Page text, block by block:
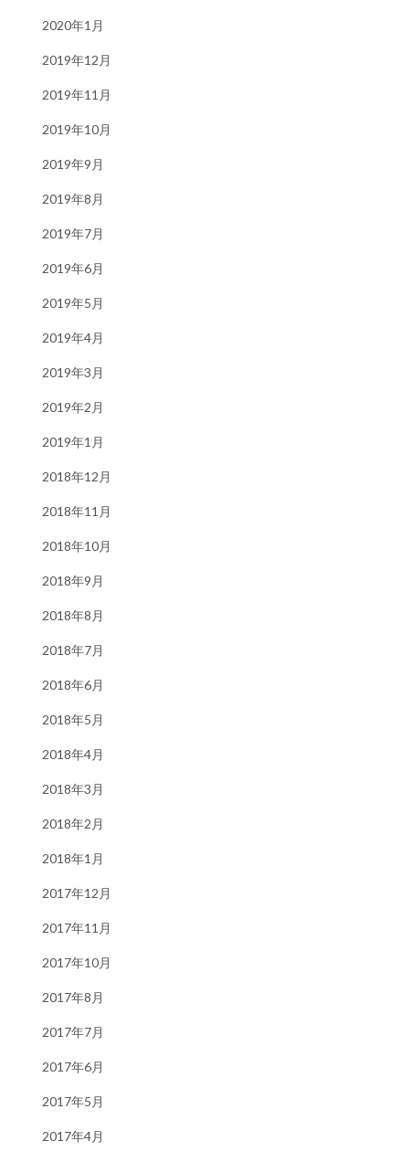
2020年1月
2019年12月
2019年11月
2019年10月
2019年9月
2019年8月
2019年7月
2019年6月
2019年5月
2019年4月
2019年3月
2019年2月
2019年1月
2018年12月
2018年11月
2018年10月
2018年9月
2018年8月
2018年7月
2018年6月
2018年5月
2018年4月
2018年3月
2018年2月
2018年1月
2017年12月
2017年11月
2017年10月
2017年8月
2017年7月
2017年6月
2017年5月
2017年4月